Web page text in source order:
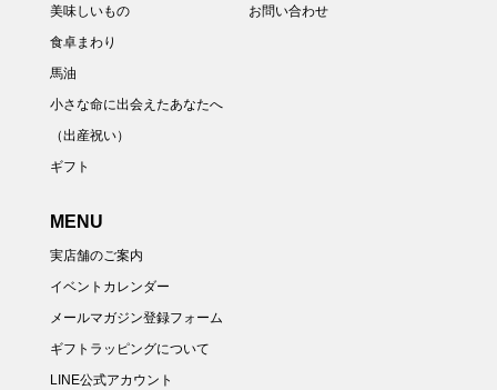
美味しいもの
食卓まわり
馬油
小さな命に出会えたあなたへ
（出産祝い）
ギフト
お問い合わせ
MENU
実店舗のご案内
イベントカレンダー
メールマガジン登録フォーム
ギフトラッピングについて
LINE公式アカウント